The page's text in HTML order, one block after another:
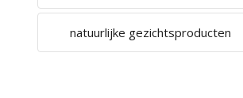
natuurlijke gezichtsproducten